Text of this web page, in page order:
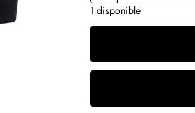
1 disponible